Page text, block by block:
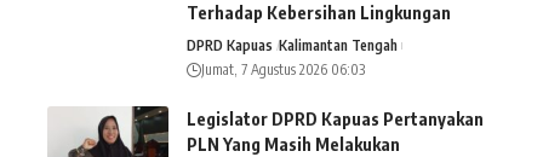
Terhadap Kebersihan Lingkungan
DPRD Kapuas Kalimantan Tengah
Jumat, 7 Agustus 2026 06:03
Legislator DPRD Kapuas Pertanyakan
PLN Yang Masih Melakukan